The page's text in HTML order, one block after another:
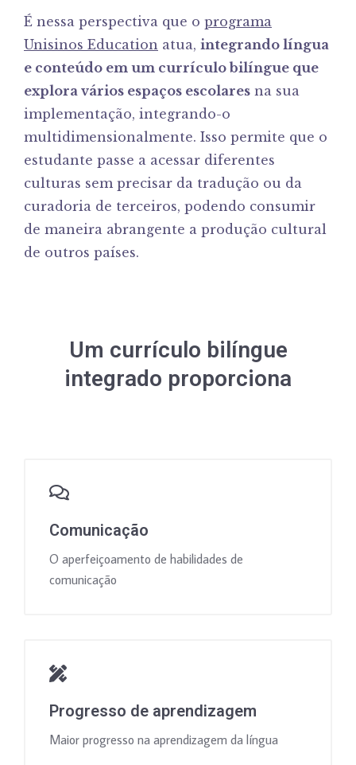
É nessa perspectiva que o programa
Unisinos Education atua, integrando língua
e conteúdo em um currículo bilíngue que
explora vários espaços escolares na sua
implementação, integrando-o
multidimensionalmente. Isso permite que o
estudante passe a acessar diferentes
culturas sem precisar da tradução ou da
curadoria de terceiros, podendo consumir
de maneira abrangente a produção cultural
de outros países.
Um currículo bilíngue
integrado proporciona
Comunicação
O aperfeiçoamento de habilidades de
comunicação
Progresso de aprendizagem
Maior progresso na aprendizagem da língua